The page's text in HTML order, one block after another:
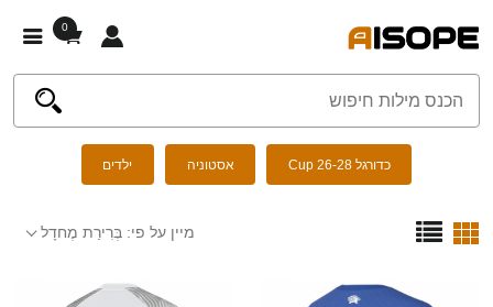
0
כדורגל Cup 26-28 אסטוניה ילדים
מיין על פי: בְּרִירַת מֶחדָל